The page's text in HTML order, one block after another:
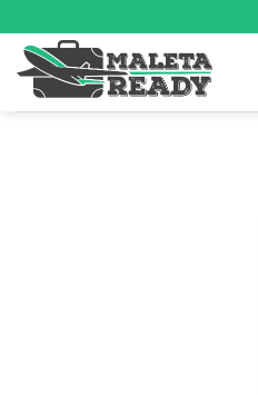
al
contenido